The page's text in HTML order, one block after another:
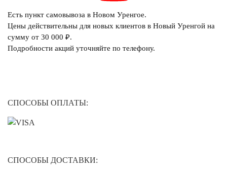
Есть пункт самовывоза в Новом Уренгое.
Цены действительны для новых клиентов в Новый Уренгой на
сумму от 30 000 ₽.
Подробности акций уточняйте по телефону.
СПОСОБЫ ОПЛАТЫ:
СПОСОБЫ ДОСТАВКИ: